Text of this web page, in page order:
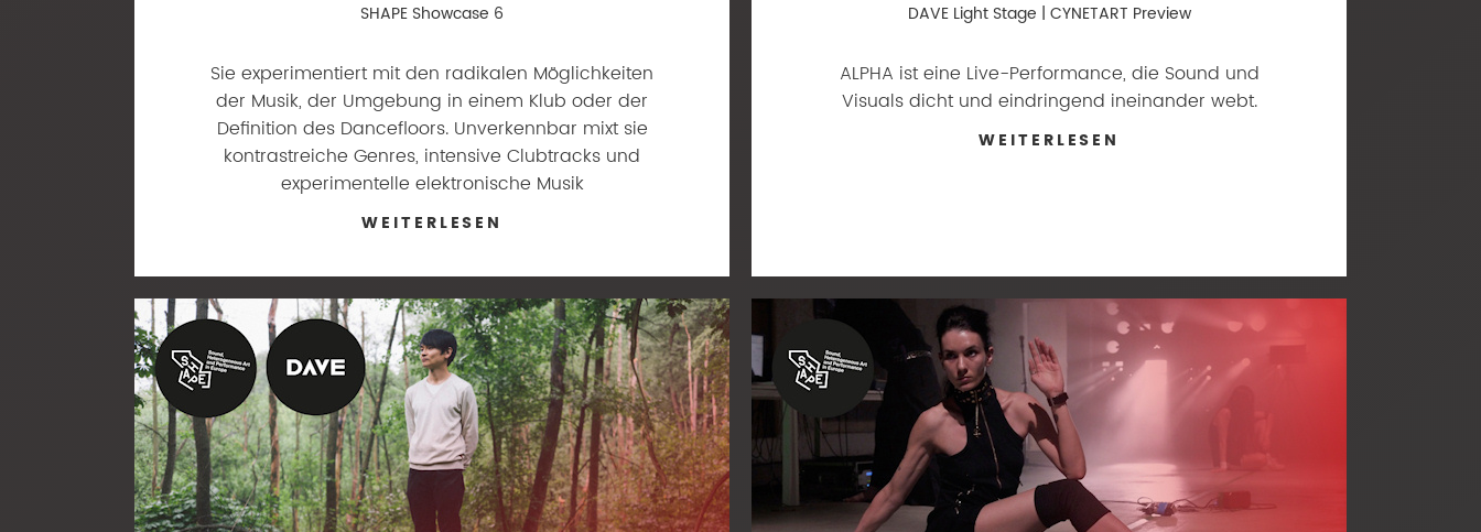
SHAPE Showcase 6
Sie experimentiert mit den radikalen Möglichkeiten
der Musik, der Umgebung in einem Klub oder der
Definition des Dancefloors. Unverkennbar mixt sie
kontrastreiche Genres, intensive Clubtracks und
experimentelle elektronische Musik
WEITERLESEN
DAVE Light Stage | CYNETART Preview
ALPHA ist eine Live-Performance, die Sound und
Visuals dicht und eindringend ineinander webt.
WEITERLESEN